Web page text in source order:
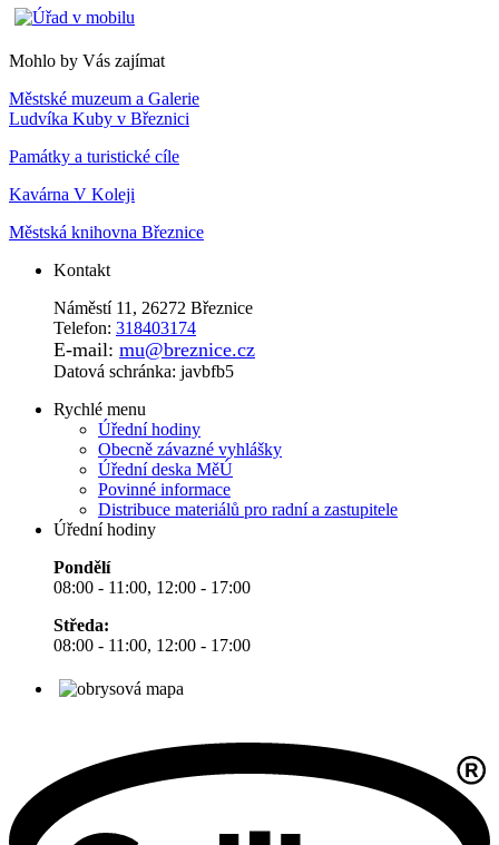
Mohlo by Vás zajímat
Městské muzeum a Galerie
Ludvíka Kuby v Březnici
Památky a turistické cíle
Kavárna V Koleji
Městská knihovna Březnice
Kontakt
Náměstí 11, 26272 Březnice
Telefon: 318403174
E-mail: mu@breznice.cz
Datová schránka: javbfb5
Rychlé menu
Úřední hodiny
Obecně závazné vyhlášky
Úřední deska MěÚ
Povinné informace
Distribuce materiálů pro radní a zastupitele
Úřední hodiny
Pondělí
08:00 - 11:00, 12:00 - 17:00
Středa:
08:00 - 11:00, 12:00 - 17:00